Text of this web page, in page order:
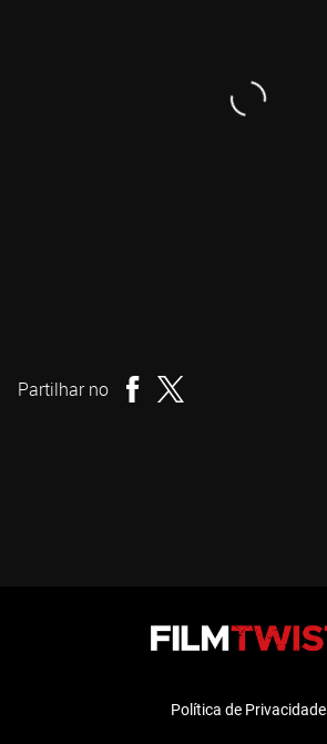
Partilhar no
Política de Privacidade